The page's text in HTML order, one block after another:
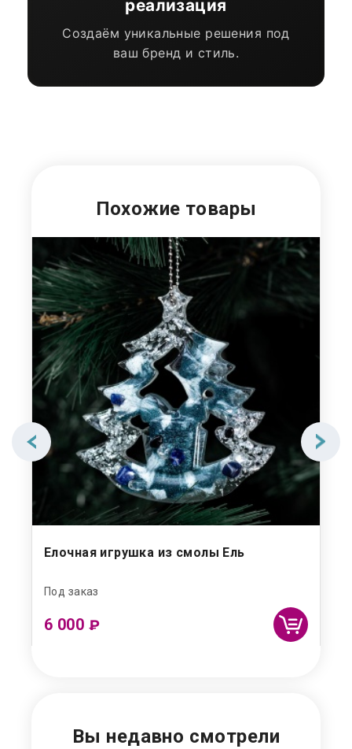
реализация
Создаём уникальные решения под
ваш бренд и стиль.
Похожие товары
Елочная игрушка из смолы Ель
Под заказ
6 000 ₽
Вы недавно смотрели